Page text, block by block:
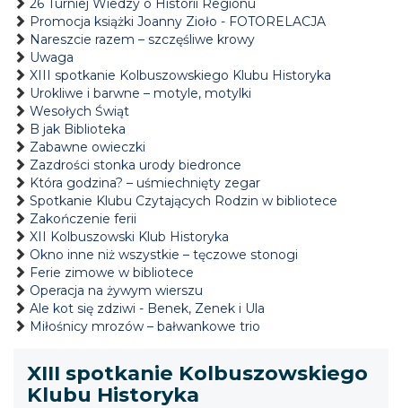
26 Turniej Wiedzy o Historii Regionu
Promocja książki Joanny Zioło - FOTORELACJA
Nareszcie razem – szczęśliwe krowy
Uwaga
XIII spotkanie Kolbuszowskiego Klubu Historyka
Urokliwe i barwne – motyle, motylki
Wesołych Świąt
B jak Biblioteka
Zabawne owieczki
Zazdrości stonka urody biedronce
Która godzina? – uśmiechnięty zegar
Spotkanie Klubu Czytających Rodzin w bibliotece
Zakończenie ferii
XII Kolbuszowski Klub Historyka
Okno inne niż wszystkie – tęczowe stonogi
Ferie zimowe w bibliotece
Operacja na żywym wierszu
Ale kot się zdziwi - Benek, Zenek i Ula
Miłośnicy mrozów – bałwankowe trio
XIII spotkanie Kolbuszowskiego
Klubu Historyka